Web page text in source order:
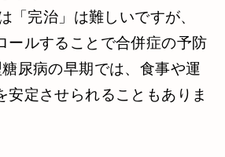
「完治」は難しいですが、
ールすることで合併症の予防
尿病の早期では、食事や運
安定させられることもありま